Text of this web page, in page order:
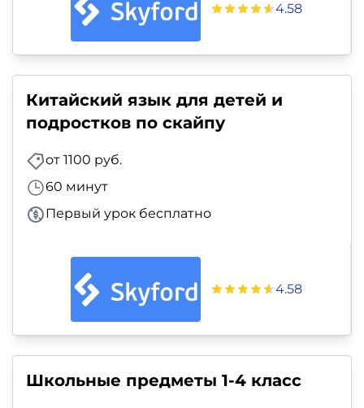
4.58
Китайский язык для детей и
подростков по скайпу
от 1100 руб.
60 минут
Первый урок бесплатно
4.58
Школьные предметы 1-4 класс